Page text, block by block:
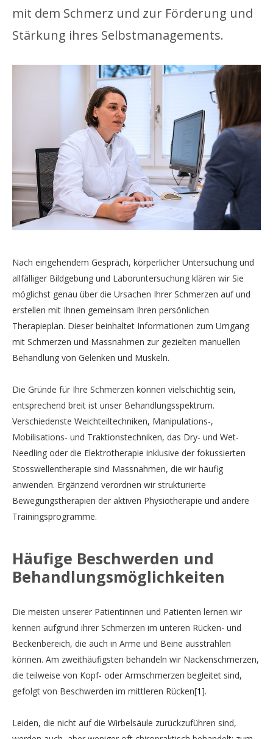
mit dem Schmerz und zur Förderung und
Stärkung ihres Selbstmanagements.
Nach eingehendem Gespräch, körperlicher Untersuchung und
allfälliger Bildgebung und Laboruntersuchung klären wir Sie
möglichst genau über die Ursachen Ihrer Schmerzen auf und
erstellen mit Ihnen gemeinsam Ihren persönlichen
Therapieplan. Dieser beinhaltet Informationen zum Umgang
mit Schmerzen und Massnahmen zur gezielten manuellen
Behandlung von Gelenken und Muskeln.
Die Gründe für Ihre Schmerzen können vielschichtig sein,
entsprechend breit ist unser Behandlungsspektrum.
Verschiedenste Weichteiltechniken, Manipulations-,
Mobilisations- und Traktionstechniken, das Dry- und Wet-
Needling oder die Elektrotherapie inklusive der fokussierten
Stosswellentherapie sind Massnahmen, die wir häufig
anwenden. Ergänzend verordnen wir strukturierte
Bewegungstherapien der aktiven Physiotherapie und andere
Trainingsprogramme.
Häufige Beschwerden und
Behandlungsmöglichkeiten
Die meisten unserer Patientinnen und Patienten lernen wir
kennen aufgrund ihrer Schmerzen im unteren Rücken- und
Beckenbereich, die auch in Arme und Beine ausstrahlen
können. Am zweithäufigsten behandeln wir Nackenschmerzen,
die teilweise von Kopf- oder Armschmerzen begleitet sind,
gefolgt von Beschwerden im mittleren Rücken 1 .
Leiden, die nicht auf die Wirbelsäule zurückzuführen sind,